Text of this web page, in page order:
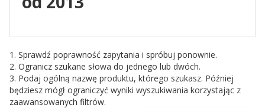
1. Sprawdź poprawność zapytania i spróbuj ponownie.
2. Ogranicz szukane słowa do jednego lub dwóch.
3. Podaj ogólną nazwę produktu, którego szukasz. Później
będziesz mógł ograniczyć wyniki wyszukiwania korzystając z
zaawansowanych filtrów.